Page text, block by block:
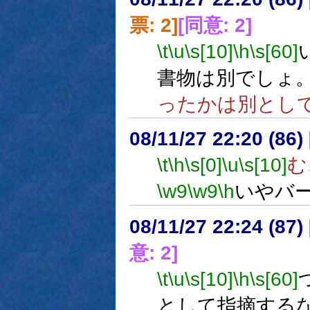
票: 2][同意: 2]
\t\u\s[10]\h\s[60]
書物は別でしょ
ったかは別とし
08/11/27 22:20 (86)
\t\h\s[0]\u\s[10]
\w9\w9\hいやバ
08/11/27 22:24 (87)
意: 2]
\t\u\s[10]\h\s[60]
として指摘する